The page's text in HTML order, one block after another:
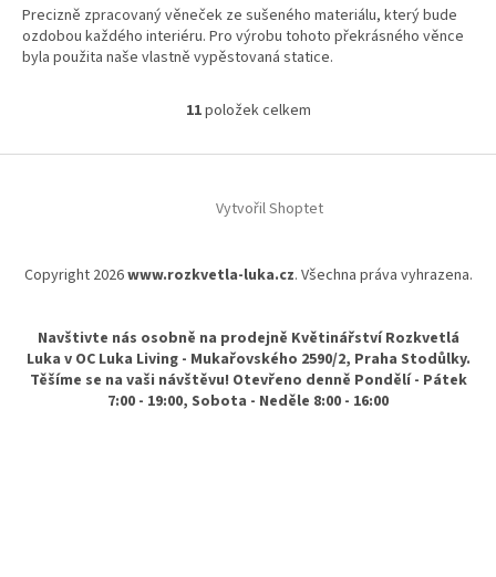
Precizně zpracovaný věneček ze sušeného materiálu, který bude
ozdobou každého interiéru. Pro výrobu tohoto překrásného věnce
byla použita naše vlastně vypěstovaná statice.
O
l
d
í
p
v
k
y
v
11položek celkem
Vytvořil Shoptet
Copyright 2026www.rozkvetla-luka.cz. Všechna práva vyhrazena.
Navštivte nás osobně na prodejně Květinářství Rozkvetlá
Luka v OC Luka Living - Mukařovského 2590/2, Praha Stodůlky.
Těšíme se na vaši návštěvu! Otevřeno denně Pondělí - Pátek
7:00 - 19:00, Sobota - Neděle 8:00 - 16:00